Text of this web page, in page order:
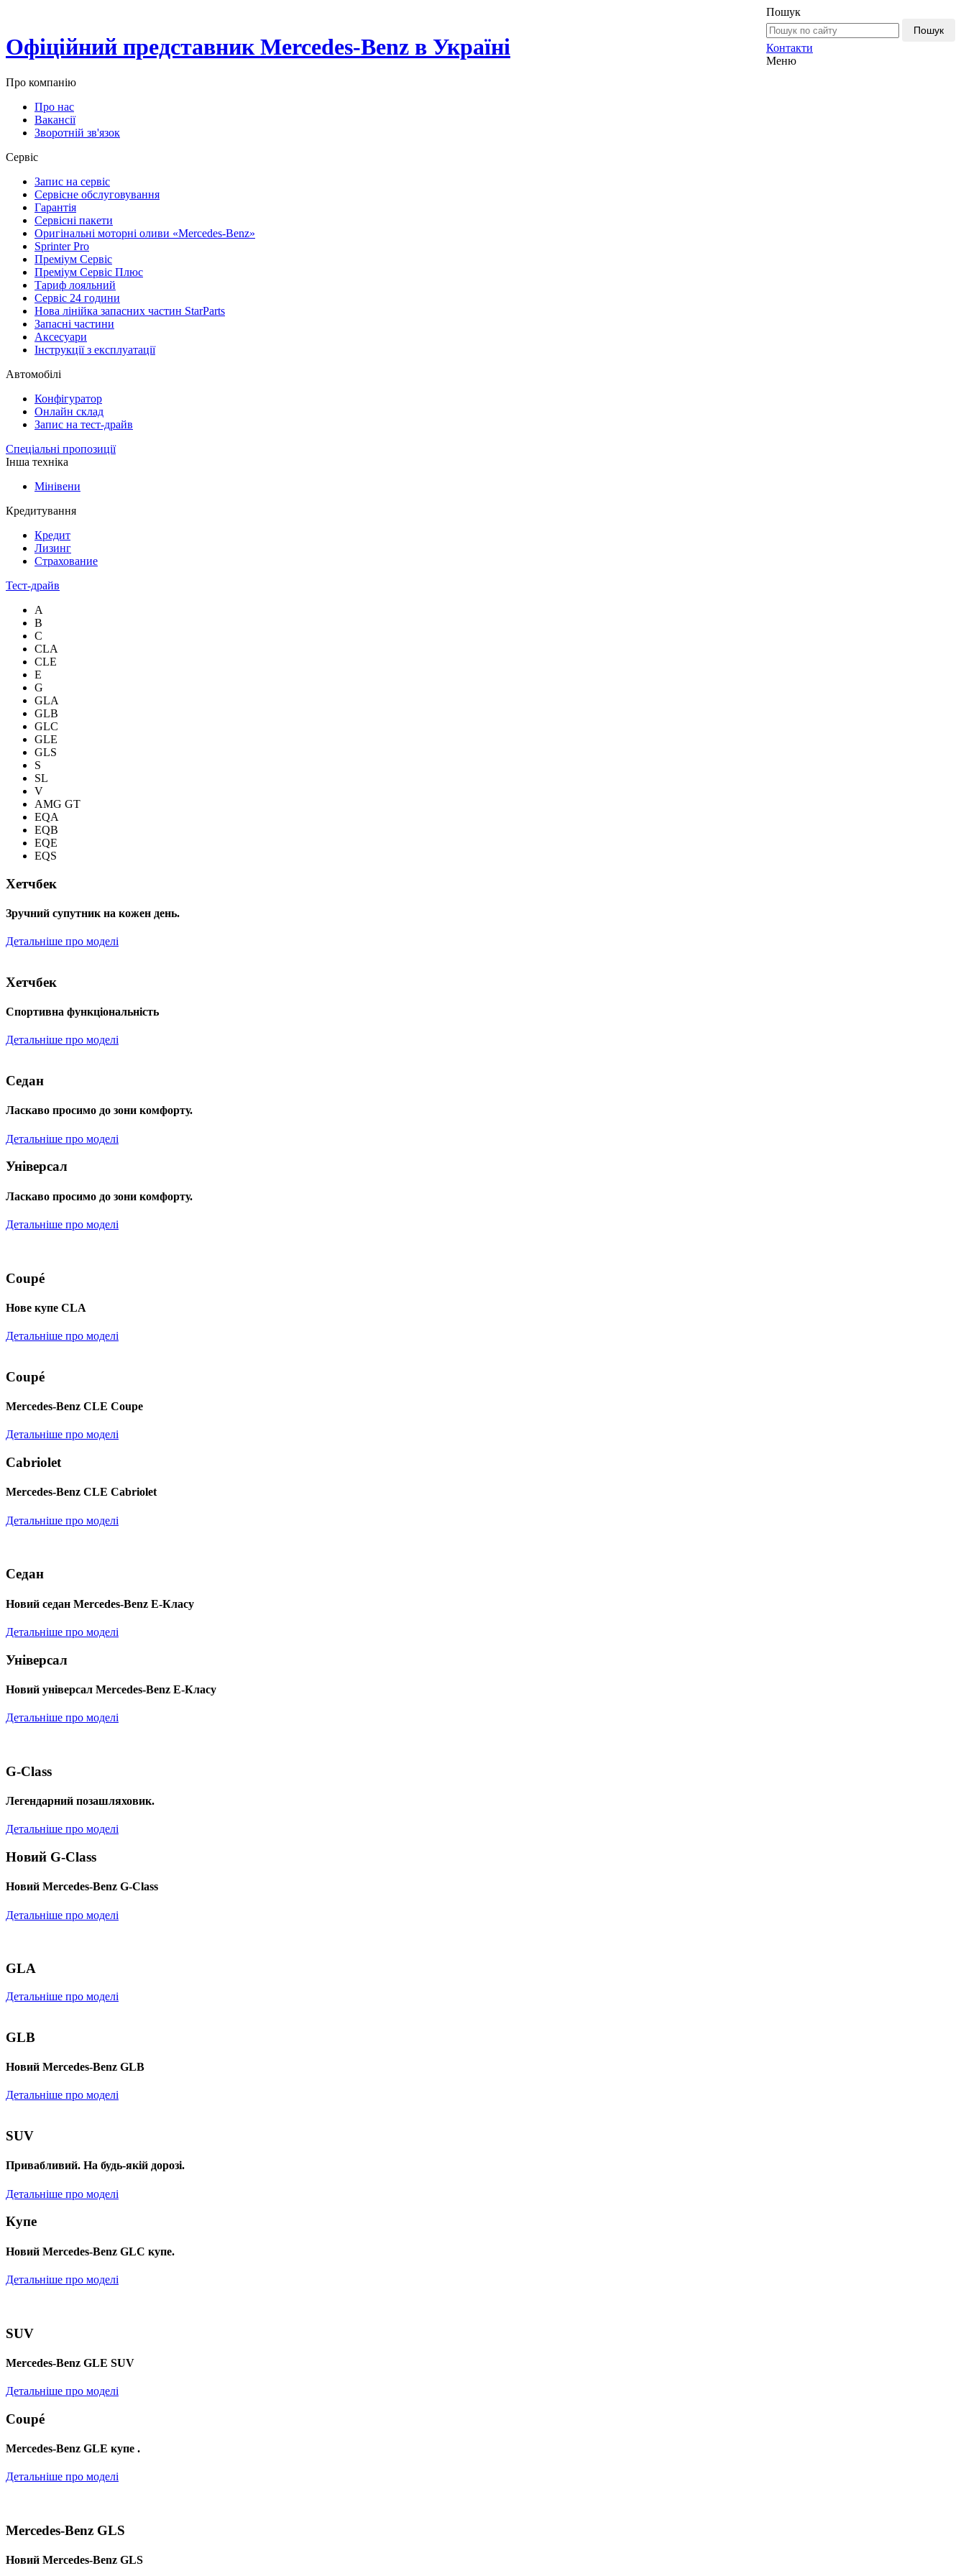
Офіційний представник Mercedes-Benz в Україні
Пошук
Пошук
Контакти
Меню
Про компанію
Про нас
Вакансії
Зворотній зв'язок
Сервіс
Запис на сервіс
Сервісне обслуговування
Гарантія
Сервісні пакети
Оригінальні моторні оливи «Mercedes-Benz»
Sprinter Pro
Преміум Сервіс
Преміум Сервіс Плюс
Тариф лояльний
Сервіс 24 години
Нова лінійка запасних частин StarParts
Запасні частини
Аксесуари
Інструкції з експлуатації
Автомобілі
Конфігуратор
Онлайн склад
Запис на тест-драйв
Спеціальні пропозиції
Інша техніка
Мінівени
Кредитування
Кредит
Лизинг
Страхование
Тест-драйв
A
B
C
CLA
CLE
E
G
GLA
GLB
GLC
GLE
GLS
S
SL
V
AMG GT
EQA
EQB
EQE
EQS
Хетчбек
Зручний супутник на кожен день.
Детальніше про моделі
Хетчбек
Спортивна функціональність
Детальніше про моделі
Седан
Ласкаво просимо до зони комфорту.
Детальніше про моделі
Універсал
Ласкаво просимо до зони комфорту.
Детальніше про моделі
Coupé
Нове купе CLA
Детальніше про моделі
Coupé
Mercedes-Benz CLE Coupe
Детальніше про моделі
Cabriolet
Mercedes-Benz CLE Cabriolet
Детальніше про моделі
Седан
Новий седан Mercedes-Benz Е-Класу
Детальніше про моделі
Універсал
Новий універсал Mercedes-Benz E-Класу
Детальніше про моделі
G-Class
Легендарний позашляховик.
Детальніше про моделі
Новий G-Class
Новий Mercedes-Benz G-Class
Детальніше про моделі
GLA
Детальніше про моделі
GLB
Новий Mercedes-Benz GLB
Детальніше про моделі
SUV
Привабливий. На будь-якій дорозі.
Детальніше про моделі
Купе
Новий Mercedes-Benz GLС купе.
Детальніше про моделі
SUV
Mercedes-Benz GLE SUV
Детальніше про моделі
Coupé
Mercedes-Benz GLE купе .
Детальніше про моделі
Mercedes-Benz GLS
Новий Mercedes-Benz GLS